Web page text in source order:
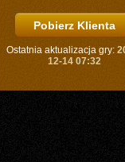
Ostatnia aktualizacja gry:
12-14 07:32